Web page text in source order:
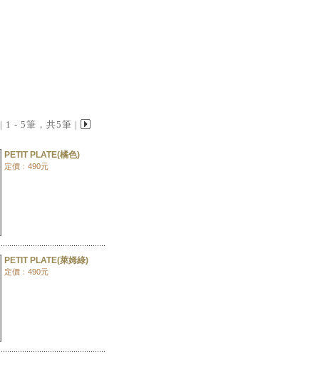
| 1 - 5筆，共5筆 |
PETIT PLATE(橘色)
定價﹕490元
PETIT PLATE(萊姆綠)
定價﹕490元